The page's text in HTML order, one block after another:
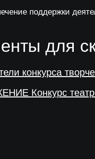
поддержки
для
конкурса
Конкурс